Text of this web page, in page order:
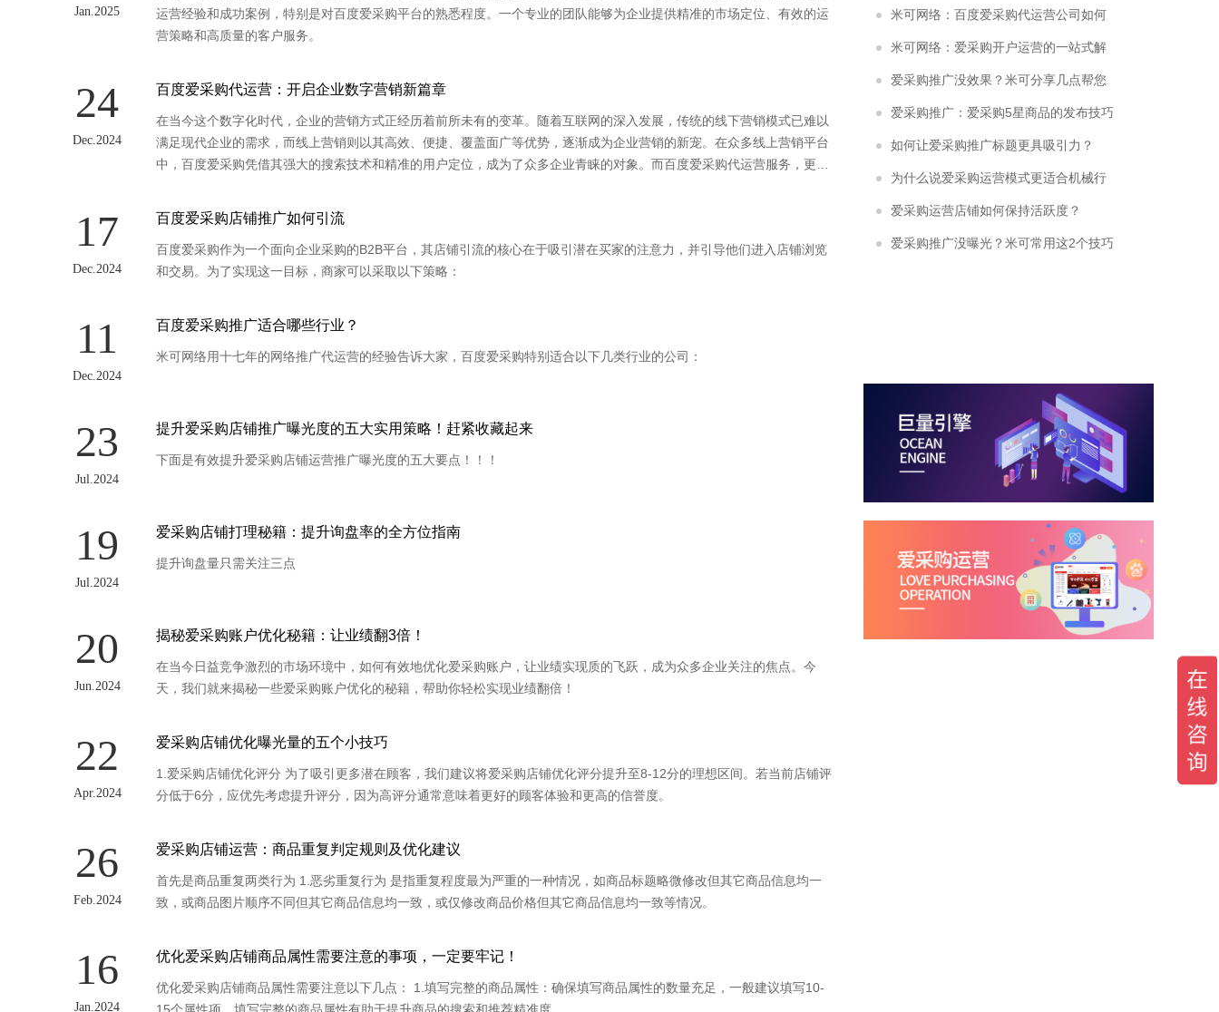
Jan.2025
运营经验和成功案例，特别是对百度爱采购平台的熟悉程度。一个专业的团队能够为企业提供精准的市场定位、有效的运
营策略和高质量的客户服务。
24
Dec.2024
百度爱采购代运营：开启企业数字营销新篇章
在当今这个数字化时代，企业的营销方式正经历着前所未有的变革。随着互联网的深入发展，传统的线下营销模式已难以
满足现代企业的需求，而线上营销则以其高效、便捷、覆盖面广等优势，逐渐成为企业营销的新宠。在众多线上营销平台
中，百度爱采购凭借其强大的搜索技术和精准的用户定位，成为了众多企业青睐的对象。而百度爱采购代运营服务，更是
17
Dec.2024
百度爱采购店铺推广如何引流
百度爱采购作为一个面向企业采购的B2B平台，其店铺引流的核心在于吸引潜在买家的注意力，并引导他们进入店铺浏览
和交易。为了实现这一目标，商家可以采取以下策略：
11
Dec.2024
百度爱采购推广适合哪些行业？
米可网络用十七年的网络推广代运营的经验告诉大家，百度爱采购特别适合以下几类行业的公司：
23
Jul.2024
提升爱采购店铺推广曝光度的五大实用策略！赶紧收藏起来
下面是有效提升爱采购店铺运营推广曝光度的五大要点！！！
19
Jul.2024
爱采购店铺打理秘籍：提升询盘率的全方位指南
提升询盘量只需关注三点
20
Jun.2024
揭秘爱采购账户优化秘籍：让业绩翻3倍！
在当今日益竞争激烈的市场环境中，如何有效地优化爱采购账户，让业绩实现质的飞跃，成为众多企业关注的焦点。今
天，我们就来揭秘一些爱采购账户优化的秘籍，帮助你轻松实现业绩翻倍！
22
Apr.2024
爱采购店铺优化曝光量的五个小技巧
1.爱采购店铺优化评分 为了吸引更多潜在顾客，我们建议将爱采购店铺优化评分提升至8-12分的理想区间。若当前店铺评
分低于6分，应优先考虑提升评分，因为高评分通常意味着更好的顾客体验和更高的信誉度。
26
Feb.2024
爱采购店铺运营：商品重复判定规则及优化建议
首先是商品重复两类行为 1.恶劣重复行为 是指重复程度最为严重的一种情况，如商品标题略微修改但其它商品信息均一
致，或商品图片顺序不同但其它商品信息均一致，或仅修改商品价格但其它商品信息均一致等情况。
16
Jan.2024
优化爱采购店铺商品属性需要注意的事项，一定要牢记！
优化爱采购店铺商品属性需要注意以下几点： 1.填写完整的商品属性：确保填写商品属性的数量充足，一般建议填写10-
投入都“物超所值”
米可网络：百度爱采购代运营公司如何
用数据驱动增长？
米可网络：爱采购开户运营的一站式解
决方案
爱采购推广没效果？米可分享几点帮您
优化
爱采购推广：爱采购5星商品的发布技巧
有哪些？
如何让爱采购推广标题更具吸引力？
为什么说爱采购运营模式更适合机械行
业？
爱采购运营店铺如何保持活跃度？
爱采购推广没曝光？米可常用这2个技巧